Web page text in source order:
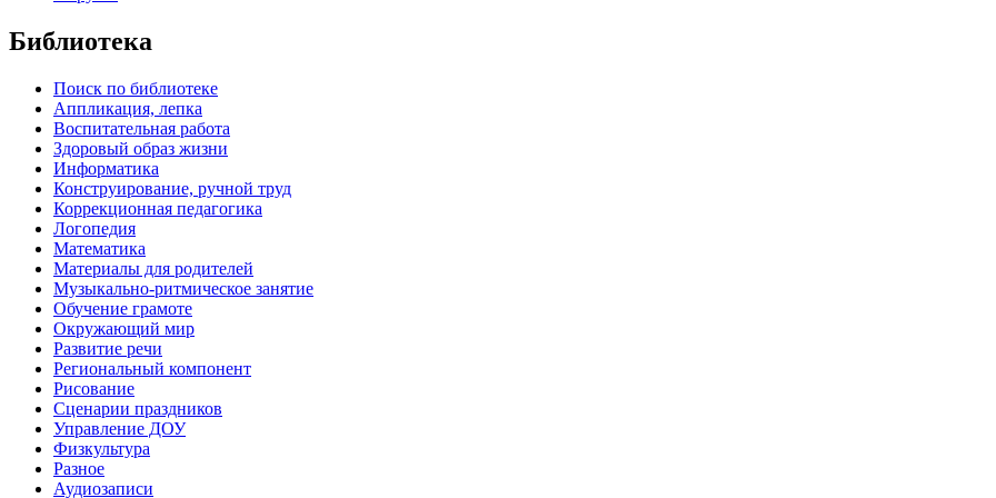
Библиотека
Поиск по библиотеке
Аппликация, лепка
Воспитательная работа
Здоровый образ жизни
Информатика
Конструирование, ручной труд
Коррекционная педагогика
Логопедия
Математика
Материалы для родителей
Музыкально-ритмическое занятие
Обучение грамоте
Окружающий мир
Развитие речи
Региональный компонент
Рисование
Сценарии праздников
Управление ДОУ
Физкультура
Разное
Аудиозаписи